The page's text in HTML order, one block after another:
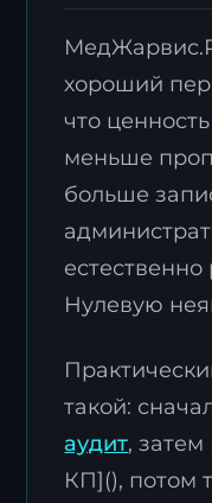
хороший
что
меньше
больше
естественно
Нулевую
такой:
аудит,
КП](), потом